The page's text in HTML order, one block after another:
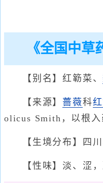
《全国中
【别名】红簕菜、
【来源】 蔷薇科
olicus Smith，以根入
【生境分布】四
【性味】淡、涩，